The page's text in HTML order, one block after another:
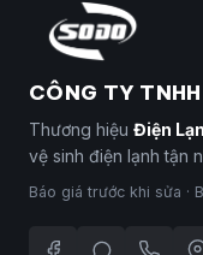
CÔNG TY
Thương hiệu Điện
vệ sinh điện lạnh tận
Báo giá trước khi sửa ·